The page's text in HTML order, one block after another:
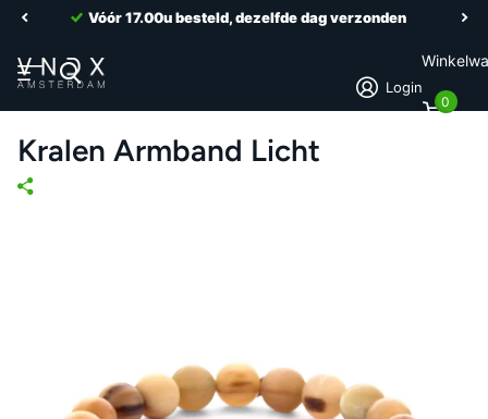
Vóór 17.00u besteld, dezelfde dag verzonden
Login
0
Kralen Armband Licht